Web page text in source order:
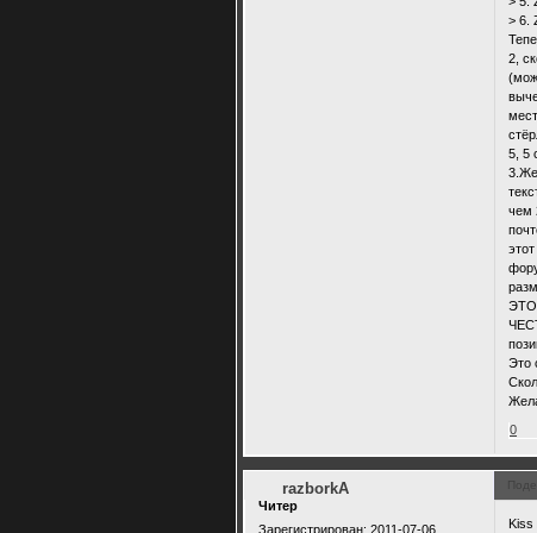
> 6.
2,
5, 5
чем
Это
0
razborkA
Читер
Зарегистрирован: 2011-07-06 Kiss